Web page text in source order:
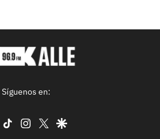
Síguenos en:
facebook
tiktok instagram
twittergoogle